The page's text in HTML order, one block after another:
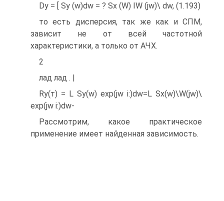
Dy = [ Sy (w)dw = ? Sx (W) IW (jw)\ dw, (1.193)
то есть дисперсия, так же как и СПМ,
зависит не от всей частотной
характеристики, а только от АЧХ.
2
лад лад . |
Ry(т) = L Sy(w) exp(jw i:)dw=L Sx(w)\W(jw)\
exp(jw i:)dw-
Рассмотрим, какое практическое
применение имеет найденная зависимость.